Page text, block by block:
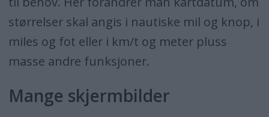
størrelser skal angis i nautiske mil og knop, i
miles og fot eller i km/t og meter pluss
masse andre funksjoner.
Mange skjermbilder